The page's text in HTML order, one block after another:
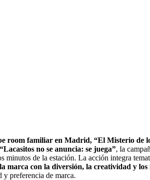
room familiar en Madrid, “El Misterio de
“Lacasitos no se anuncia: se juega”, la
minutos de la estación. La acción integra
marca con la diversión, la creatividad y los
y preferencia de marca.